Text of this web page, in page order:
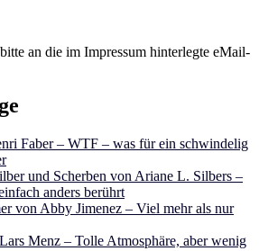
an die im Impressum hinterlegte eMail-
Faber – WTF – was für ein schwindelig
und Scherben von Ariane L. Silbers –
anders berührt
von Abby Jimenez – Viel mehr als nur
Menz – Tolle Atmosphäre, aber wenig